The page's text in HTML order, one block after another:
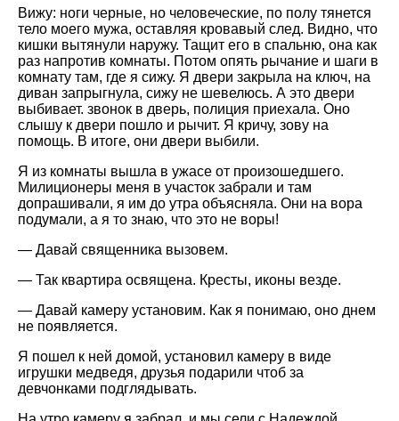
Вижу: ноги черные, но человеческие, по полу тянется
тело моего мужа, оставляя кровавый след. Видно, что
кишки вытянули наружу. Тащит его в спальню, она как
раз напротив комнаты. Потом опять рычание и шаги в
комнату там, где я сижу. Я двери закрыла на ключ, на
диван запрыгнула, сижу не шевелюсь. А это двери
выбивает. звонок в дверь, полиция приехала. Оно
слышу к двери пошло и рычит. Я кричу, зову на
помощь. В итоге, они двери выбили.
Я из комнаты вышла в ужасе от произошедшего.
Милиционеры меня в участок забрали и там
допрашивали, я им до утра объясняла. Они на вора
подумали, а я то знаю, что это не воры!
— Давай священника вызовем.
— Так квартира освящена. Кресты, иконы везде.
— Давай камеру установим. Как я понимаю, оно днем
не появляется.
Я пошел к ней домой, установил камеру в виде
игрушки медведя, друзья подарили чтоб за
девчонками подглядывать.